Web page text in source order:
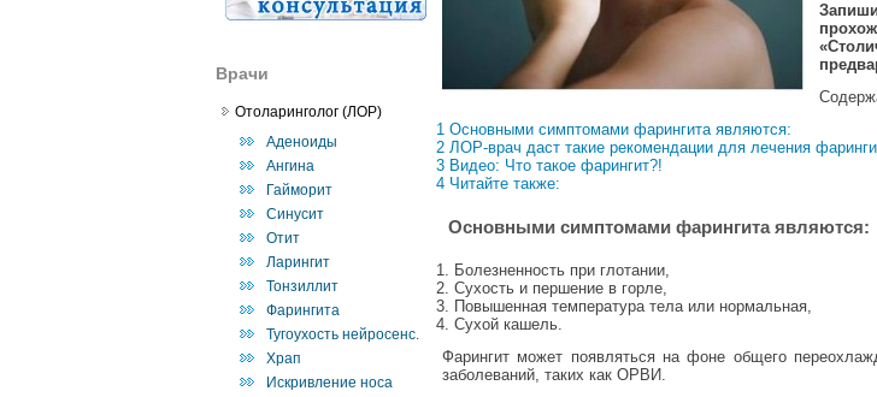
Врачи
Отоларинголог (ЛОР)
Аденоиды
Ангина
Гайморит
Синусит
Отит
Ларингит
Тонзиллит
Фарингита
Тугоухость нейросенс.
Храп
Искривление носа
1 Основными симптомами фарингита являются:
2 ЛОР-врач даст такие рекомендации для лечения
3 Видео: Что такое фарингит?!
4 Читайте также:
Основными симптомами фарингита являются:
Болезненность при глотании,
Сухость и першение в горле,
Повышенная температура тела или нормальная,
Сухой кашель.
Фарингит может появляться на фоне общего
заболеваний, таких как ОРВИ.